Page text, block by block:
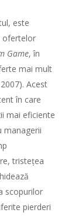
este
ofertelor
Game, în
mai mult
Acest
în care
mai eficiente
managerii
tristețea
scopurilor
pierderi